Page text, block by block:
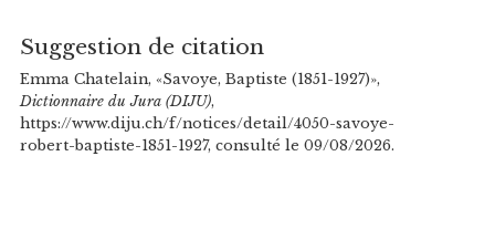
Suggestion de citation
Emma Chatelain, «Savoye, Baptiste (1851-1927)»,
Dictionnaire du Jura (DIJU),
https://www.diju.ch/f/notices/detail/4050-savoye-
robert-baptiste-1851-1927, consulté le 09/08/2026.